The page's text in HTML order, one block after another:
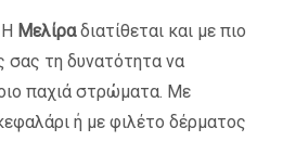
Μελίραδιατίθεται και με πιο
σας τη δυνατότητα να
παχιά στρώματα. Με
ή με φιλέτο δέρματος